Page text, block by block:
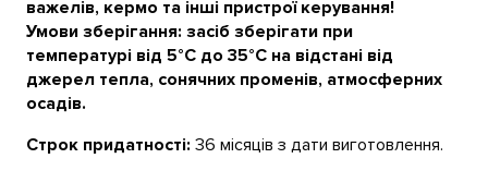
важелів, кермо та інші пристрої керування!
Умови зберігання: засіб зберігати при
температурі від 5°С до 35°С на відстані від
джерел тепла, сонячних променів, атмосферних
оcадів.
Строк придатності: 36 місяців з дати виготовлення.